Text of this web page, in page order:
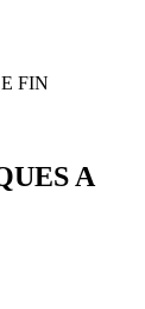
FIN
A